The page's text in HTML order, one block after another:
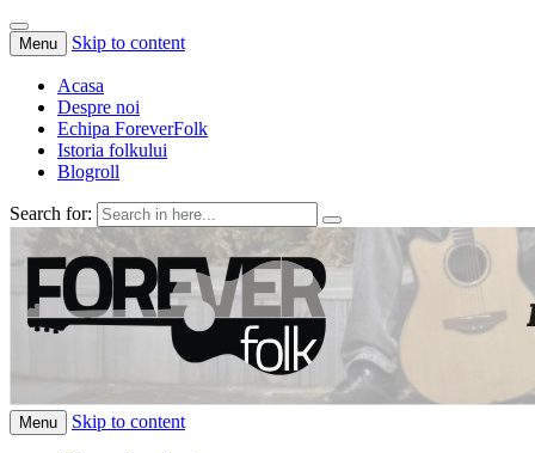
Menu Skip to content
Acasa
Despre noi
Echipa ForeverFolk
Istoria folkului
Blogroll
Search for:
ForeverFolk
Muzica sufletului tau
Menu Skip to content